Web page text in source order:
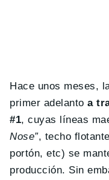
Hace unos meses,
primer adelantoa
#1, cuyas líneas
Nose”, techo
portón, etc) se
producción. Sin